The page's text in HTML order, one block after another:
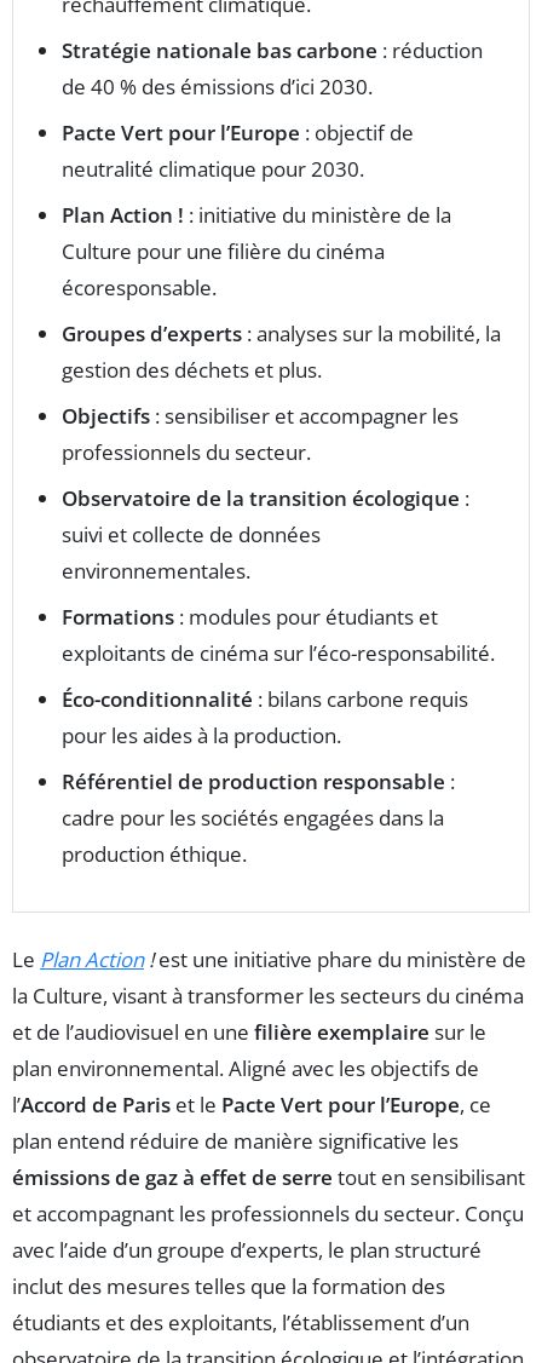
Stratégie nationale bas carbone : réduction
de 40 % des émissions d’ici 2030.
Pacte Vert pour l’Europe : objectif de
neutralité climatique pour 2030.
Plan Action ! : initiative du ministère de la
Culture pour une filière du cinéma
écoresponsable.
Groupes d’experts : analyses sur la mobilité, la
gestion des déchets et plus.
Objectifs : sensibiliser et accompagner les
professionnels du secteur.
Observatoire de la transition écologique :
suivi et collecte de données
environnementales.
Formations : modules pour étudiants et
exploitants de cinéma sur l’éco-responsabilité.
Éco-conditionnalité : bilans carbone requis
pour les aides à la production.
Référentiel de production responsable :
cadre pour les sociétés engagées dans la
production éthique.
Le Plan Action!est une initiative phare du ministère de
la Culture, visant à transformer les secteurs du cinéma
et de l’audiovisuel en une filière exemplaire sur le
plan environnemental. Aligné avec les objectifs de
l’Accord de Paris et le Pacte Vert pour l’Europe, ce
plan entend réduire de manière significative les
émissions de gaz à effet de serre tout en sensibilisant
et accompagnant les professionnels du secteur. Conçu
avec l’aide d’un groupe d’experts, le plan structuré
inclut des mesures telles que la formation des
étudiants et des exploitants, l’établissement d’un